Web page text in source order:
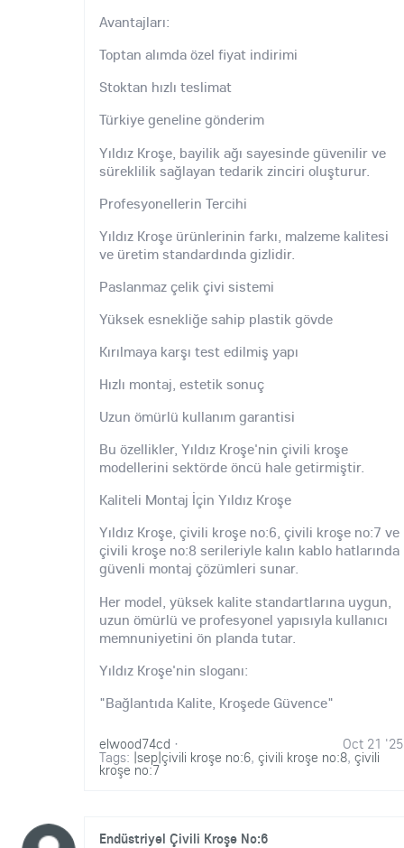
Avantajları:
Toptan alımda özel fiyat indirimi
Stoktan hızlı teslimat
Türkiye geneline gönderim
Yıldız Kroşe, bayilik ağı sayesinde güvenilir ve
süreklilik sağlayan tedarik zinciri oluşturur.
Profesyonellerin Tercihi
Yıldız Kroşe ürünlerinin farkı, malzeme kalitesi
ve üretim standardında gizlidir.
Paslanmaz çelik çivi sistemi
Yüksek esnekliğe sahip plastik gövde
Kırılmaya karşı test edilmiş yapı
Hızlı montaj, estetik sonuç
Uzun ömürlü kullanım garantisi
Bu özellikler, Yıldız Kroşe'nin çivili kroşe
modellerini sektörde öncü hale getirmiştir.
Kaliteli Montaj İçin Yıldız Kroşe
Yıldız Kroşe, çivili kroşe no:6, çivili kroşe no:7 ve
çivili kroşe no:8 serileriyle kalın kablo hatlarında
güvenli montaj çözümleri sunar.
Her model, yüksek kalite standartlarına uygun,
uzun ömürlü ve profesyonel yapısıyla kullanıcı
memnuniyetini ön planda tutar.
Yıldız Kroşe'nin sloganı:
"Bağlantıda Kalite, Kroşede Güvence"
elwood74cd Oct 21 '25
·
Tags: |sep|çivili kroşe no:6, çivili kroşe no:8, çivili
kroşe no:7
Endüstriyel Çivili Kroşe No:6